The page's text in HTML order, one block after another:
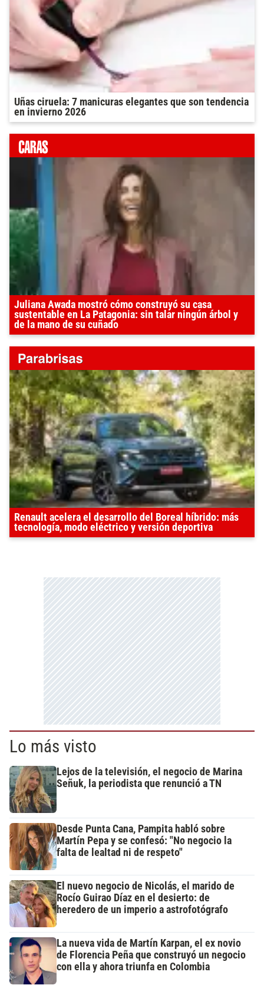
Uñas ciruela: 7 manicuras elegantes que son tendencia
en invierno 2026
Juliana Awada mostró cómo construyó su casa
sustentable en La Patagonia: sin talar ningún árbol y
de la mano de su cuñado
Renault acelera el desarrollo del Boreal híbrido: más
tecnología, modo eléctrico y versión deportiva
Lo más visto
Lejos de la televisión, el negocio de Marina
Señuk, la periodista que renunció a TN
Desde Punta Cana, Pampita habló sobre
Martín Pepa y se confesó: "No negocio la
falta de lealtad ni de respeto"
El nuevo negocio de Nicolás, el marido de
Rocío Guirao Díaz en el desierto: de
heredero de un imperio a astrofotógrafo
La nueva vida de Martín Karpan, el ex novio
de Florencia Peña que construyó un negocio
con ella y ahora triunfa en Colombia